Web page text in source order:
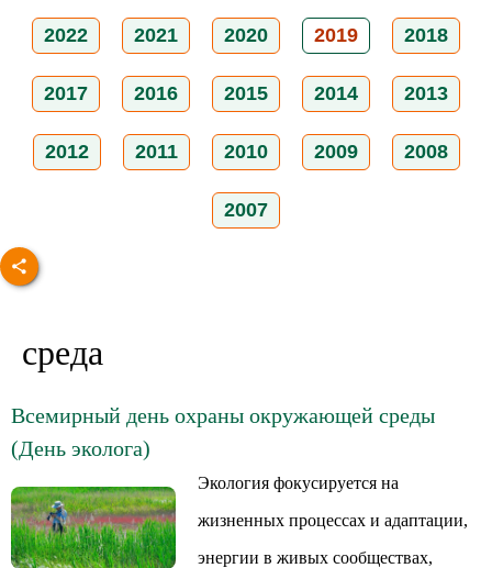
2022 2021 2020 2019 2018
2017 2016 2015 2014 2013
2012 2011 2010 2009 2008
2007
среда
Всемирный день охраны окружающей среды
(День эколога)
Экология фокусируется на
жизненных процессах и адаптации,
энергии в живых сообществах,